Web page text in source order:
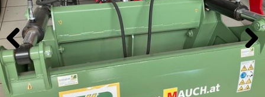
Previous Next